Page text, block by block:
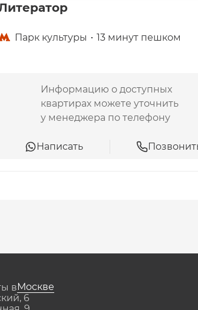
Парк культуры 13 минут пешком
Информацию о доступных
квартирах можете уточнить
у менеджера по телефону
Написать
вМоскве
6